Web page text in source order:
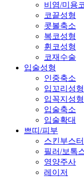
비염/미용
코끝성형
콧볼축소
복코성형
휜코성형
코재수술
입술성형
인중축소
입꼬리성형
입꼭지성형
입술축소
입술확대
쁘띠/피부
스킨부스터
필러/보톡
영양주사
레이저